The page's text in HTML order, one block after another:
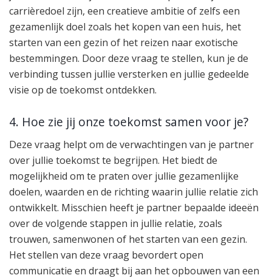
carrièredoel zijn, een creatieve ambitie of zelfs een
gezamenlijk doel zoals het kopen van een huis, het
starten van een gezin of het reizen naar exotische
bestemmingen. Door deze vraag te stellen, kun je de
verbinding tussen jullie versterken en jullie gedeelde
visie op de toekomst ontdekken.
4. Hoe zie jij onze toekomst samen voor je?
Deze vraag helpt om de verwachtingen van je partner
over jullie toekomst te begrijpen. Het biedt de
mogelijkheid om te praten over jullie gezamenlijke
doelen, waarden en de richting waarin jullie relatie zich
ontwikkelt. Misschien heeft je partner bepaalde ideeën
over de volgende stappen in jullie relatie, zoals
trouwen, samenwonen of het starten van een gezin.
Het stellen van deze vraag bevordert open
communicatie en draagt bij aan het opbouwen van een